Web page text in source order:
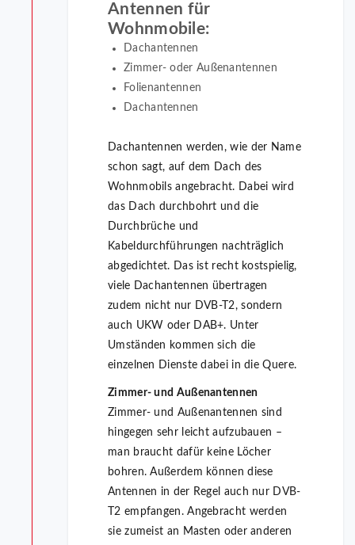
Antennen für
Wohnmobile:
Dachantennen
Zimmer- oder Außenantennen
Folienantennen
Dachantennen
Dachantennen werden, wie der Name
schon sagt, auf dem Dach des
Wohnmobils angebracht. Dabei wird
das Dach durchbohrt und die
Durchbrüche und
Kabeldurchführungen nachträglich
abgedichtet. Das ist recht kostspielig,
viele Dachantennen übertragen
zudem nicht nur DVB-T2, sondern
auch UKW oder DAB+. Unter
Umständen kommen sich die
einzelnen Dienste dabei in die Quere.
Zimmer- und Außenantennen
Zimmer- und Außenantennen sind
hingegen sehr leicht aufzubauen –
man braucht dafür keine Löcher
bohren. Außerdem können diese
Antennen in der Regel auch nur DVB-
T2 empfangen. Angebracht werden
sie zumeist an Masten oder anderen